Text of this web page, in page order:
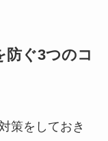
防ぐ3つのコ
策をしておき